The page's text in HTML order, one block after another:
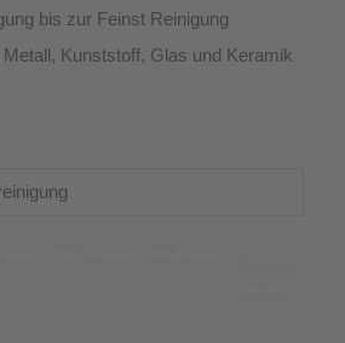
bis zur Feinst Reinigung
Kunststoff, Glas und Keramik